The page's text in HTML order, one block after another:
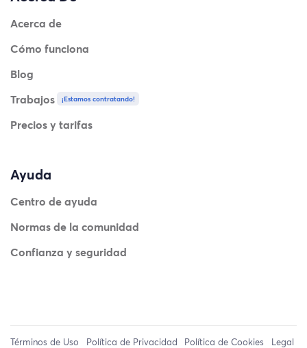
Acerca de
Cómo funciona
Blog
Trabajos
¡Estamos contratando!
Precios y tarifas
Ayuda
Centro de ayuda
Normas de la comunidad
Confianza y seguridad
Términos de Uso Política de Privacidad Política de Cookies Legal